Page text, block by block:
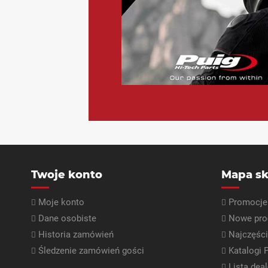
Twoje konto
Moje konto
Dane osobiste
Historia zamówień
Śledzenie zamówień gości
Mapa
Promocje
Nowe
Katalogi